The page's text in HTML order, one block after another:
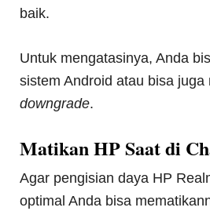
baik.
Untuk mengatasinya, Anda
sistem Android atau bisa juga
downgrade.
Matikan HP Saat di
Agar pengisian daya HP
optimal Anda bisa